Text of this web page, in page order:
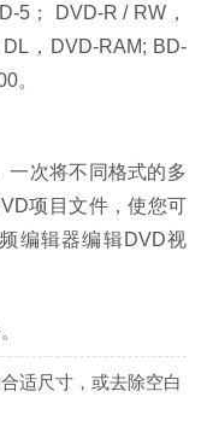
5； DVD-R / RW，
，DVD-RAM; BD-
。
一次将不同格式的多
项目文件，使您可
编辑器编辑DVD视
适尺寸，或去除空白